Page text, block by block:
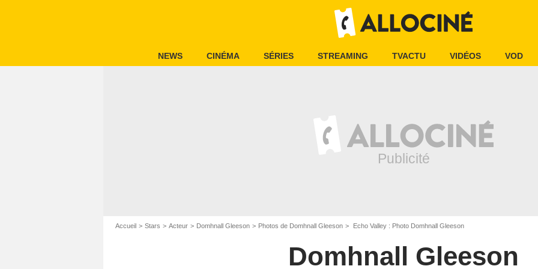
NEWS CINÉMA SÉRIES STREAMING TVACTU VIDÉOS VOD
Accueil Stars Acteur Domhnall Gleeson Photos de Domhnall Gleeson Echo Valley : Photo Domhnall Gleeson
Domhnall Gleeson